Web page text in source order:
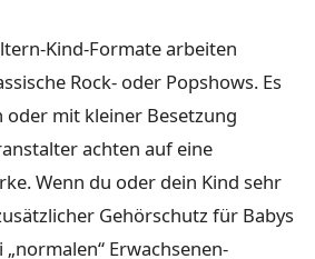
Kind-Formate arbeiten
Rock- oder Popshows. Es
mit kleiner Besetzung
achten auf eine
Wenn du oder dein Kind sehr
Gehörschutz für Babys
Erwachsenen-